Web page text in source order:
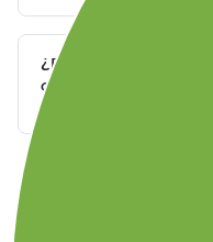
¿En qué se
otros
Mundial?